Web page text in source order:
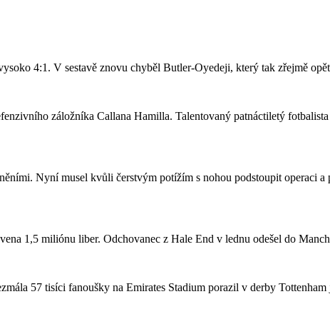
4:1. V sestavě znovu chyběl Butler-Oyedeji, který tak zřejmě
záložníka Callana Hamilla. Talentovaný patnáctiletý
Nyní musel kvůli čerstvým potížím s nohou podstoupit operaci
1,5 miliónu liber. Odchovanec z Hale End v lednu odešel do
57 tisíci fanoušky na Emirates Stadium porazil v derby